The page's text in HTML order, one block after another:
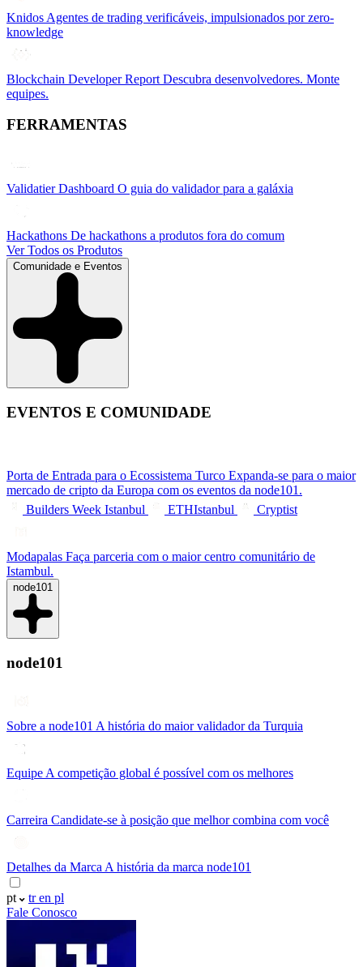
Knidos Agentes de trading verificáveis, impulsionados por zero-
knowledge
Blockchain Developer Report Descubra desenvolvedores. Monte
equipes.
FERRAMENTAS
Validatier Dashboard O guia do validador para a galáxia
Hackathons De hackathons a produtos fora do comum
Ver Todos os Produtos
Comunidade e Eventos
EVENTOS E COMUNIDADE
Porta de Entrada para o Ecossistema Turco Expanda-se para o maior
mercado de cripto da Europa com os eventos da node101.
Builders Week Istanbul
ETHIstanbul Cryptist
Modapalas Faça parceria com o maior centro comunitário de
Istambul.
node101
node101
Sobre a node101 A história do maior validador da Turquia
Equipe A competição global é possível com os melhores
Carreira Candidate-se à posição que melhor combina com você
Detalhes da Marca A história da marca node101
pt tren pl
Fale Conosco